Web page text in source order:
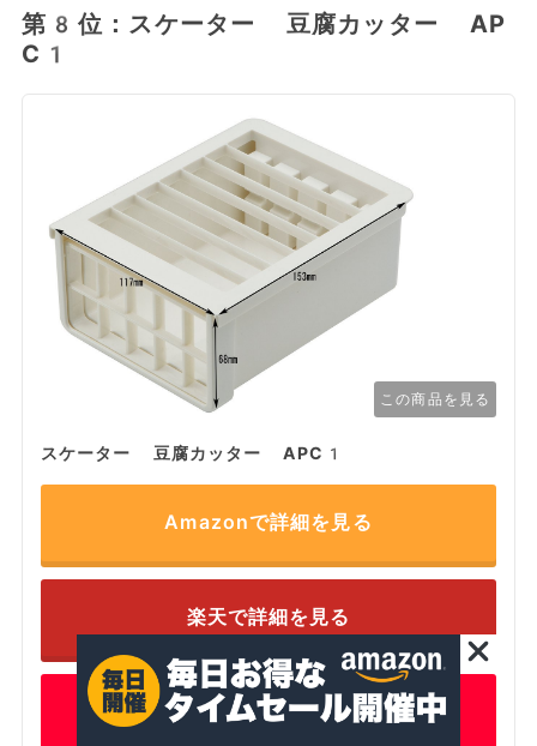
第8位：スケーター 豆腐カッター AP
C1
この商品を見る
スケーター 豆腐カッター APC1
Amazonで詳細を見る
楽天で詳細を見る
ヤフーで詳細を見る